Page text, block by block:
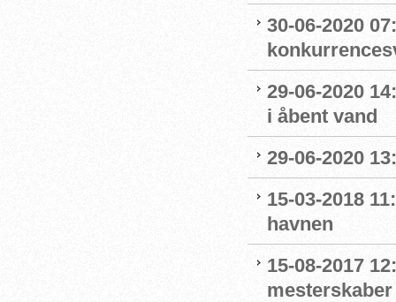
30-06-2020
29-06-2020
i åbent vand
29-06-2020
15-03-2018
havnen
15-08-2017